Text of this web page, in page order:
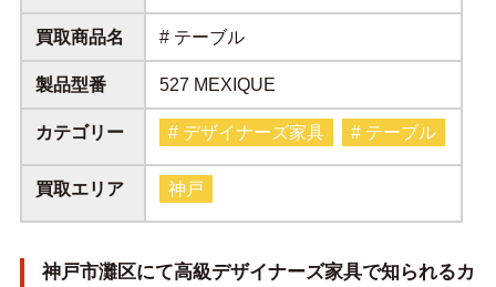
買取商品名 # テーブル
製品型番 527 MEXIQUE
カテゴリー # デザイナーズ家具 # テーブル
買取エリア 神戸
神戸市灘区にて高級デザイナーズ家具で知られるカ